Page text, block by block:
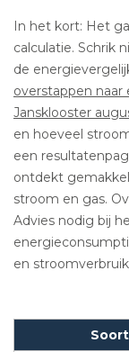
In het kort: Het
calculatie. Schrik
de
overstappen
Jansklooster
en hoeveel
een
ontdekt
stroom en gas.
Advies nodig bij
en